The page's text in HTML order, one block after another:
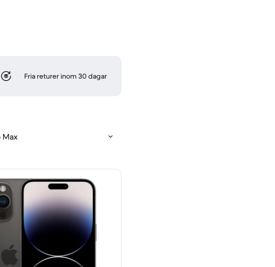
Fria returer inom 30 dagar
Max